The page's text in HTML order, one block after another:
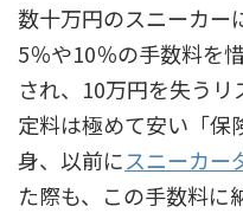
数十万円のスニーカー
5％や10％の手数料を
され、10万円を失う
定料は極めて安い「保
身、以前にスニーカー
た際も、この手数料に